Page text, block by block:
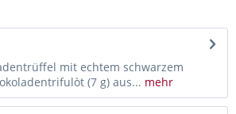
mit echtem schwarzem
(7 g) aus... mehr